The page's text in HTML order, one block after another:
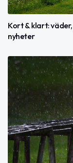
Kort & klart:
nyheter